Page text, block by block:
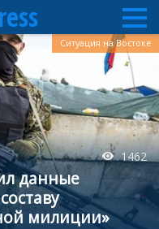
1462
данные
милиции»
Ситуация на Востоке